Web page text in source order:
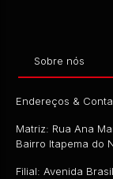
Sobre nós
Endereços &
Matriz: Rua Ana
Bairro Itapema do
Filial: Avenida